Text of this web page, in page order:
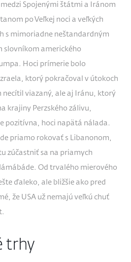
Spojenými štátmi a Iránom
po Veľkej noci a veľkých
s mimoriadne neštandardným
slovníkom amerického
Hoci prímerie bolo
ktorý pokračoval v útokoch
necítil viazaný, ale aj Iránu, ktorý
krajiny Perzského zálivu,
pozitívna, hoci napätá nálada.
priamo rokovať s Libanonom,
zúčastniť sa na priamych
Od trvalého mierového
ďaleko, ale bližšie ako pred
že USA už nemajú veľkú chuť
trhy